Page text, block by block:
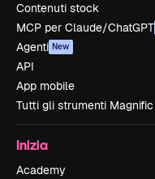
Contenuti stock
MCP per Claude/ChatGPT
Agenti New
API
App mobile
Tutti gli strumenti Magnific
Inizia
Academy